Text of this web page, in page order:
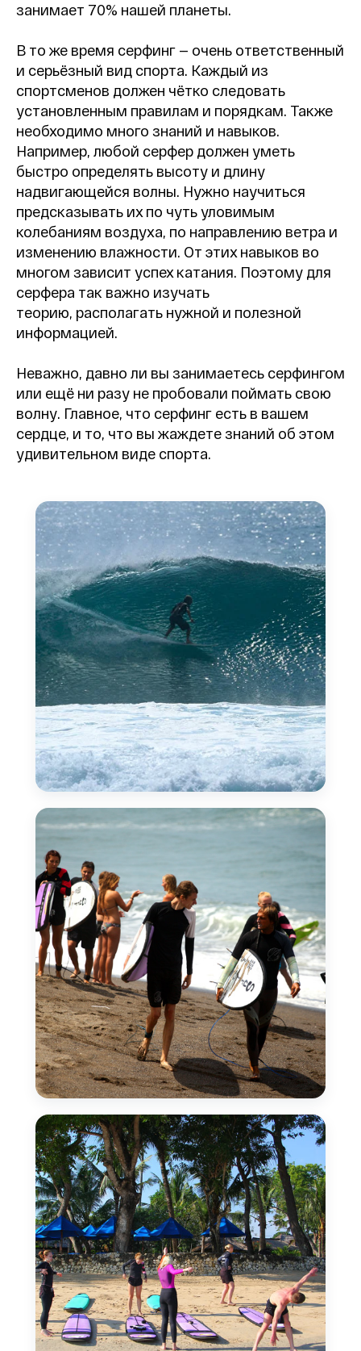
занимает 70% нашей планеты.
В то же время серфинг — очень ответственный
и серьёзный вид спорта. Каждый из
спортсменов должен чётко следовать
установленным правилам и порядкам. Также
необходимо много знаний и навыков.
Например, любой серфер должен уметь
быстро определять высоту и длину
надвигающейся волны. Нужно научиться
предсказывать их по чуть уловимым
колебаниям воздуха, по направлению ветра и
изменению влажности. От этих навыков во
многом зависит успех катания. Поэтому для
серфера так важно изучать
теорию, располагать нужной и полезной
информацией.
Неважно, давно ли вы занимаетесь серфингом
или ещё ни разу не пробовали поймать свою
волну. Главное, что серфинг есть в вашем
сердце, и то, что вы жаждете знаний об этом
удивительном виде спорта.